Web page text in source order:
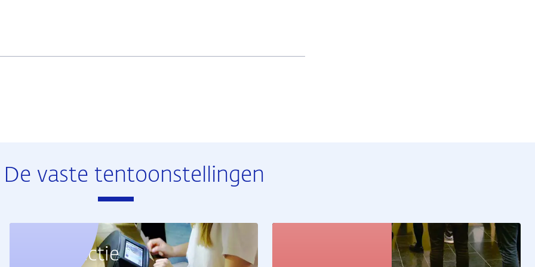
De vaste tentoonstellingen
Geldcollectie Kunstcollectie